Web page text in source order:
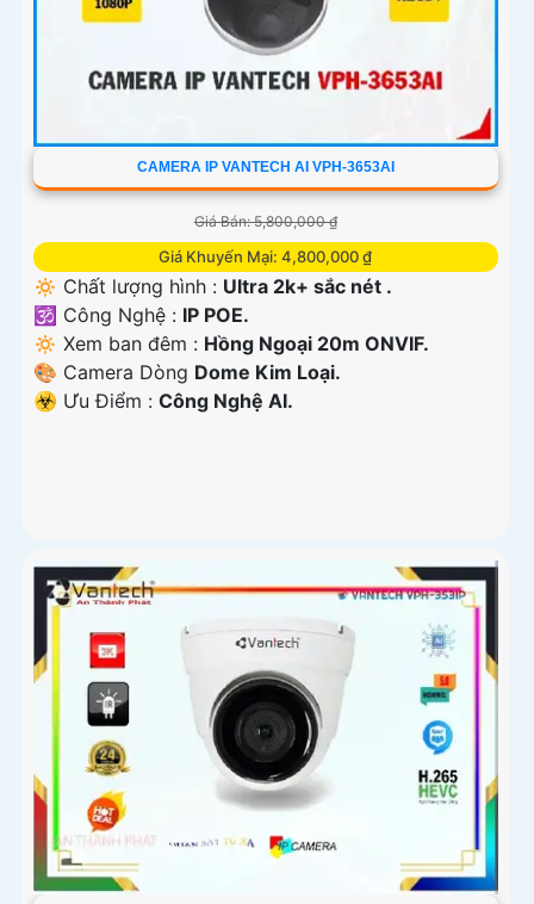
CAMERA IP VANTECH AI VPH-3653AI
Giá Bán: 5,800,000 ₫
Giá Khuyến Mại: 4,800,000 ₫
🔅 Chất lượng hình : Ultra 2k+ sắc nét .
🕉️ Công Nghệ : IP POE.
🔅 Xem ban đêm : Hồng Ngoại 20m ONVIF.
🎨 Camera Dòng Dome Kim Loại.
️☣️ Ưu Điểm : Công Nghệ AI.